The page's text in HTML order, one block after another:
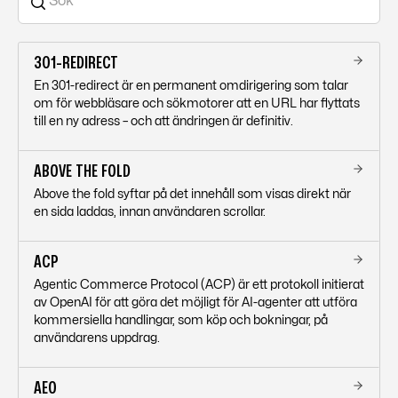
301-REDIRECT
En 301-redirect är en permanent omdirigering som talar
om för webbläsare och sökmotorer att en URL har flyttats
till en ny adress – och att ändringen är definitiv.
ABOVE THE FOLD
Above the fold syftar på det innehåll som visas direkt när
en sida laddas, innan användaren scrollar.
ACP
Agentic Commerce Protocol (ACP) är ett protokoll initierat
av OpenAI för att göra det möjligt för AI-agenter att utföra
kommersiella handlingar, som köp och bokningar, på
användarens uppdrag.
AEO